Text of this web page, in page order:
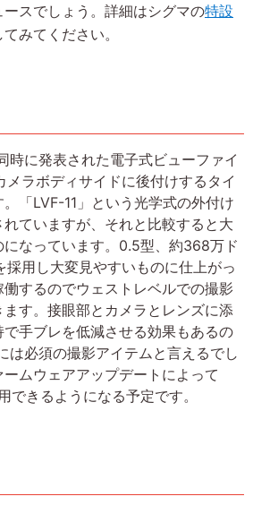
スでしょう。詳細はシグマの特設
みてください。
に発表された電子式ビューファイ
メラボディサイドに後付けするタイ
「LVF-11」という光学式の外付け
ていますが、それと比較すると大
なっています。0.5型、約368万ド
採用し大変見やすいものに仕上がっ
するのでウェストレベルでの撮影
す。接眼部とカメラとレンズに添
手ブレを低減させる効果もあるの
は必須の撮影アイテムと言えるでし
ムウェアアップデートによって
できるようになる予定です。